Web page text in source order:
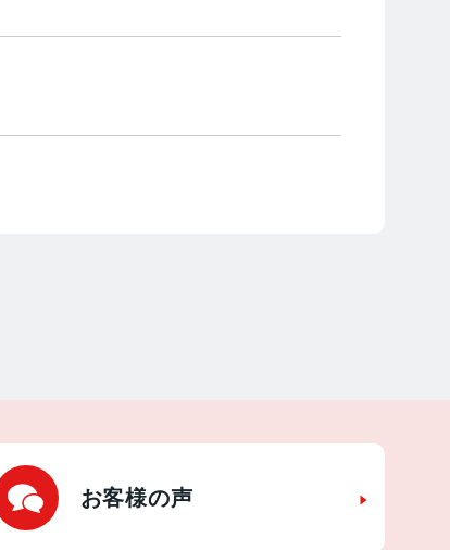
お客様の声